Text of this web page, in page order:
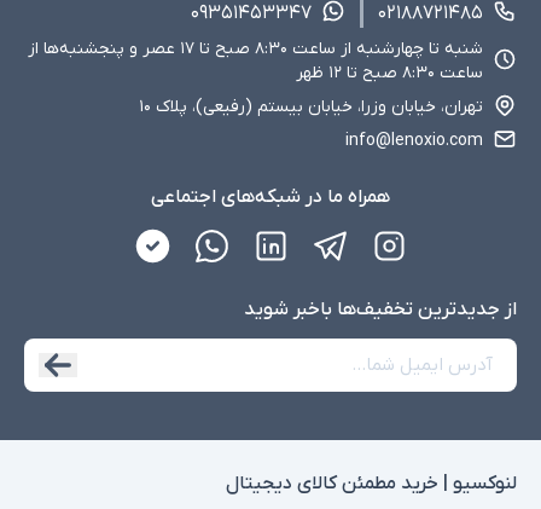
۰۲۱۸۸۷۲۱۴۸۵
۰۹۳۵۱۴۵۳۳۴۷
شنبه تا چهارشنبه از ساعت ۸:۳۰ صبح تا ۱۷ عصر و پنجشنبه‌ها از
ساعت ۸:۳۰ صبح تا ۱۲ ظهر
تهران، خیابان وزرا، خیابان بیستم (رفیعی)، پلاک ۱۰
info@lenoxio.com
همراه ما در شبکه‌های اجتماعی
از جدید‌ترین تخفیف‌ها با‌خبر شوید
لنوکسیو | خرید مطمئن کالای دیجیتال